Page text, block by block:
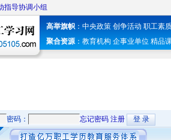
指导协调小组
高举旗帜 ： 中央政策 创争活动 职工素
聚合资源： 教育机构 企事业单位 精品
密码： 忘记密码 注册